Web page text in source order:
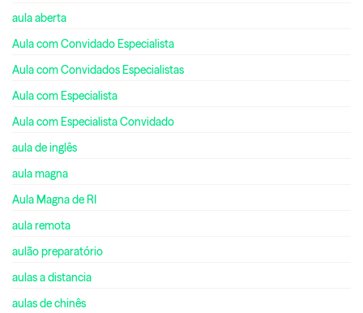
aula aberta
Aula com Convidado Especialista
Aula com Convidados Especialistas
Aula com Especialista
Aula com Especialista Convidado
aula de inglês
aula magna
Aula Magna de RI
aula remota
aulão preparatório
aulas a distancia
aulas de chinês